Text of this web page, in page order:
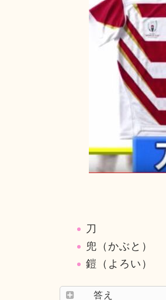
刀
兜（かぶと）
鎧（よろい）
答え